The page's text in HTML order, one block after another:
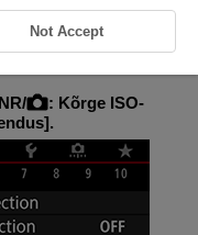
Väikeste ISO-
müra pildi
/ : Kõrge ISO-
].
Not Accept